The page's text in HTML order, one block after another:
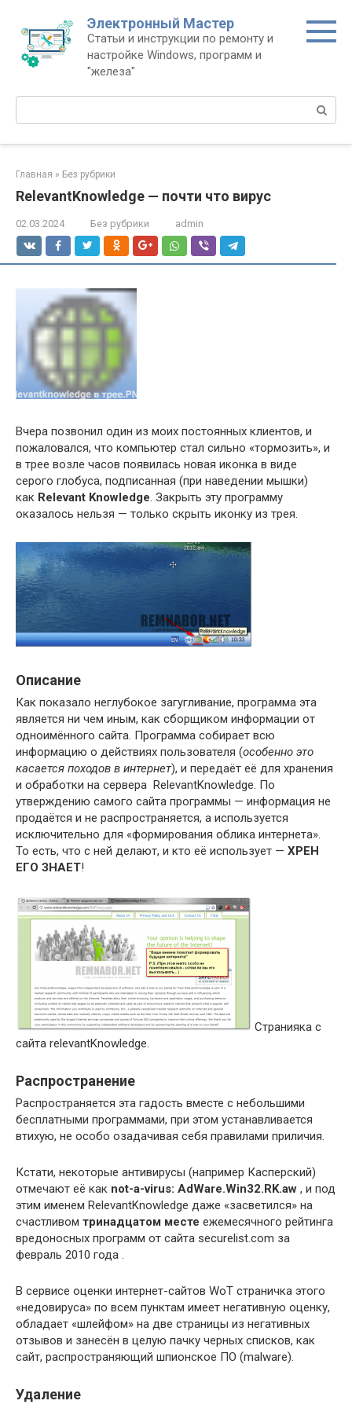
контенту
Электронный Мастер
Статьи и инструкции по ремонту и
настройке Windows, программ и
"железа"
Поиск:
Главная » Без рубрики
RelevantKnowledge — почти что вирус
02.03.2024 Без рубрики admin
Вчера позвонил один из моих постоянных клиентов, и
пожаловался, что компьютер стал сильно «тормозить», и
в трее возле часов появилась новая иконка в виде
серого глобуса, подписанная (при наведении мышки)
как Relevant Knowledge. Закрыть эту программу
оказалось нельзя — только скрыть иконку из трея.
Описание
Как показало неглубокое загугливание, программа эта
является ни чем иным, как сборщиком информации от
одноимённого сайта. Программа собирает всю
информацию о действиях пользователя (особенно это
касается походов в интернет), и передаёт её для хранения
и обработки на сервера RelevantKnowledge. По
утверждению самого сайта программы — информация не
продаётся и не распространяется, а используется
исключительно для «формирования облика интернета».
То есть, что с ней делают, и кто её использует — ХРЕН
ЕГО ЗНАЕТ!
Странияка с
сайта relevantKnowledge.
Распространение
Распространяется эта гадость вместе с небольшими
бесплатными программами, при этом устанавливается
втихую, не особо озадачивая себя правилами приличия.
Кстати, некоторые антивирусы (например Касперский)
отмечают её как not-a-virus: AdWare.Win32.RK.aw , и под
этим именем RelevantKnowledge даже «засветился» на
счастливом тринадцатом месте ежемесячного рейтинга
вредоносных программ от сайта securelist.com за
февраль 2010 года .
В сервисе оценки интернет-сайтов WoT страничка этого
«недовируса» по всем пунктам имеет негативную оценку,
обладает «шлейфом» на две страницы из негативных
отзывов и занесён в целую пачку черных списков, как
сайт, распространяющий шпионское ПО (malware).
Удаление